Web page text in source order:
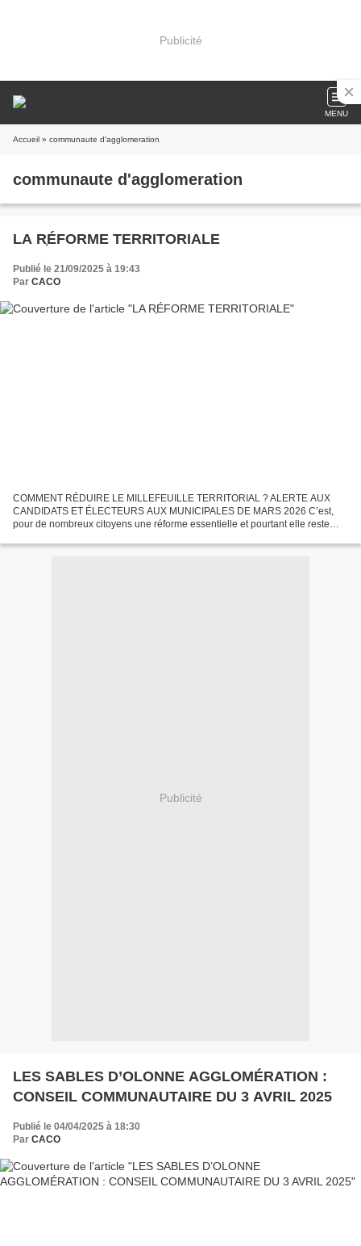
Publicité
MENU
Accueil » communaute d'agglomeration
communaute d'agglomeration
LA R֤ÉFORME TERRITORIALE
Publié le 21/09/2025 à 19:43
Par CACO
COMMENT RÉDUIRE LE MILLEFEUILLE TERRITORIAL ? ALERTE AUX
CANDIDATS ET ÉLECTEURS AUX MUNICIPALES DE MARS 2026 C’est,
pour de nombreux citoyens une réforme essentielle et pourtant elle reste
Publicité
LES SABLES D’OLONNE AGGLOMÉRATION :
CONSEIL COMMUNAUTAIRE DU 3 AVRIL 2025
Publié le 04/04/2025 à 18:30
Par CACO